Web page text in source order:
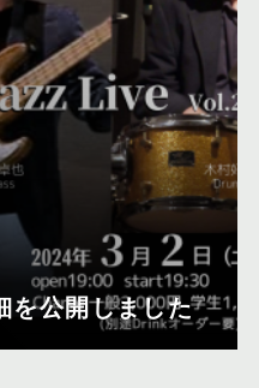
を公開しました